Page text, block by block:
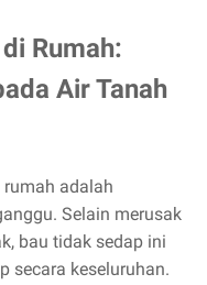
Rumah:
Air Tanah
adalah
Selain merusak
bau tidak sedap ini
secara keseluruhan.